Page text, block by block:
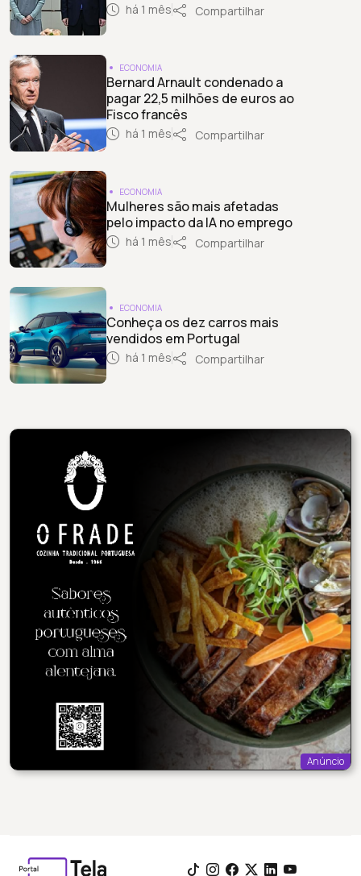
Anúncio
há 1 mês Compartilhar
ECONOMIA
Bernard Arnault condenado a
pagar 22,5 milhões de euros ao
Fisco francês
há 1 mês Compartilhar
ECONOMIA
Mulheres são mais afetadas
pelo impacto da IA no emprego
há 1 mês Compartilhar
ECONOMIA
Conheça os dez carros mais
vendidos em Portugal
há 1 mês Compartilhar